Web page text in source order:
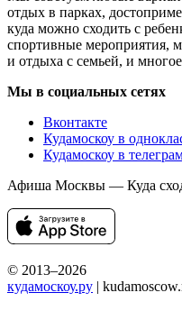
отдых в парках,
куда можно сходить с
спортивные мероприятия,
и отдыха с семьей, и
Мы в социальных сетях
Вконтакте
Кудамоскоу в
Кудамоскоу в
Афиша Москвы — Куда
© 2013–2026
кудамоскоу.ру |